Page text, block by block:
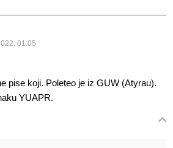
01:05
pise koji. Poleteo je iz GUW (Atyrau).
YUAPR.